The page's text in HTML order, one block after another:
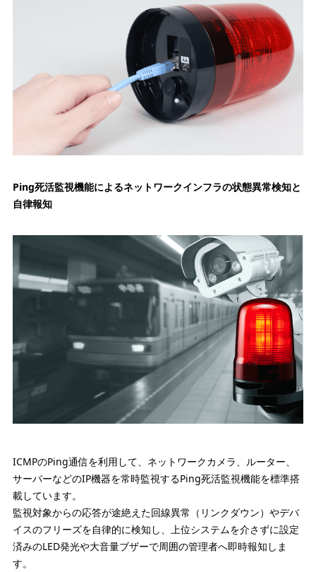
Ping死活監視機能によるネットワークインフラの状態異常検知と
自律報知
ICMPのPing通信を利用して、ネットワークカメラ、ルーター、
サーバーなどのIP機器を常時監視するPing死活監視機能を標準搭
載しています。
監視対象からの応答が途絶えた回線異常（リンクダウン）やデバ
イスのフリーズを自律的に検知し、上位システムを介さずに設定
済みのLED発光や大音量ブザーで周囲の管理者へ即時報知しま
す。